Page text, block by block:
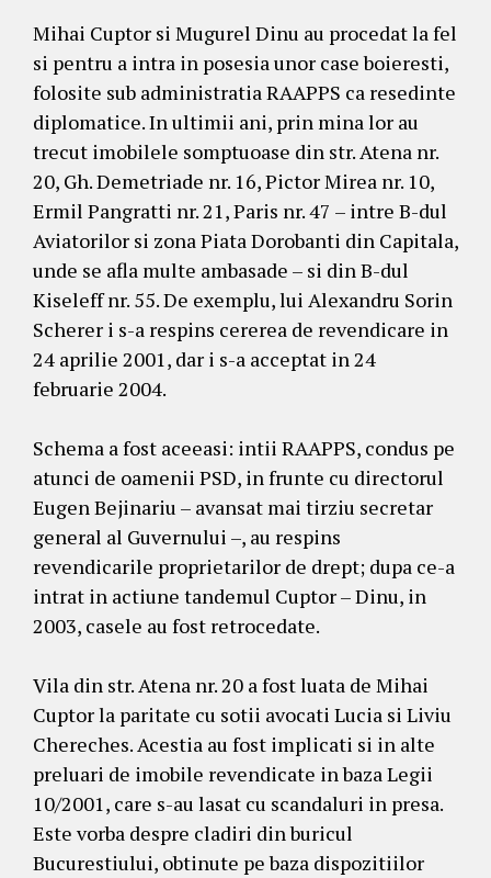
Mihai Cuptor si Mugurel Dinu au procedat la fel
si pentru a intra in posesia unor case boieresti,
folosite sub administratia RAAPPS ca resedinte
diplomatice. In ultimii ani, prin mina lor au
trecut imobilele somptuoase din str. Atena nr.
20, Gh. Demetriade nr. 16, Pictor Mirea nr. 10,
Ermil Pangratti nr. 21, Paris nr. 47 – intre B-dul
Aviatorilor si zona Piata Dorobanti din Capitala,
unde se afla multe ambasade – si din B-dul
Kiseleff nr. 55. De exemplu, lui Alexandru Sorin
Scherer i s-a respins cererea de revendicare in
24 aprilie 2001, dar i s-a acceptat in 24
februarie 2004.
Schema a fost aceeasi: intii RAAPPS, condus pe
atunci de oamenii PSD, in frunte cu directorul
Eugen Bejinariu – avansat mai tirziu secretar
general al Guvernului –, au respins
revendicarile proprietarilor de drept; dupa ce-a
intrat in actiune tandemul Cuptor – Dinu, in
2003, casele au fost retrocedate.
Vila din str. Atena nr. 20 a fost luata de Mihai
Cuptor la paritate cu sotii avocati Lucia si Liviu
Chereches. Acestia au fost implicati si in alte
preluari de imobile revendicate in baza Legii
10/2001, care s-au lasat cu scandaluri in presa.
Este vorba despre cladiri din buricul
Bucurestiului, obtinute pe baza dispozitiilor